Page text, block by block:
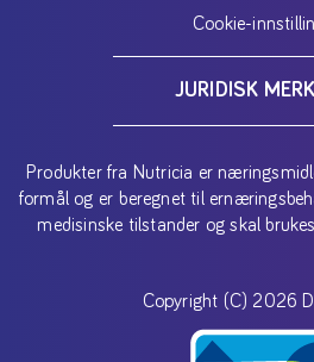
Cookie-
JURIDISK
Produkter fra Nutricia er
formål og er beregnet til
medisinske tilstander og skal
Copyright (C) 2026